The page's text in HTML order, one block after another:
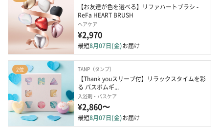
【お友達が色を選べる】リファハートブラシ -
ReFa HEART BRUSH
ヘアケア
¥2,970
最短8月07日(金)お届け
2位 TANP（タンプ）
【Thank youスリーブ付】リラックスタイムを彩
る バスボムギ...
入浴剤・バスケア
¥2,860〜
最短8月07日(金)お届け